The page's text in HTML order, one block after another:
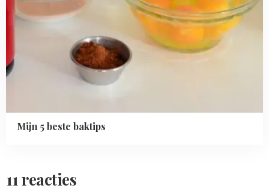
Mijn 5 beste baktips
11 reacties